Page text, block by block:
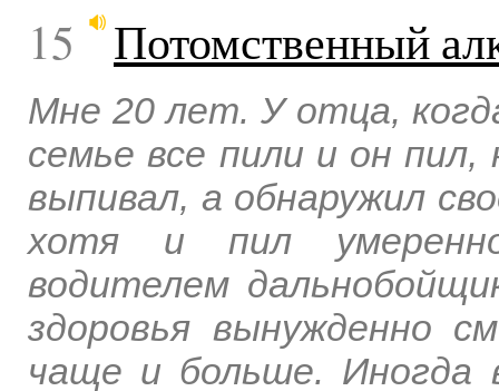
15 Потомственный
Мне 20 лет. У отца,
семье все пили и он
выпивал, а обнаружил
хотя и пил
водителем
здоровья вынужденно
чаще и больше. Иногда